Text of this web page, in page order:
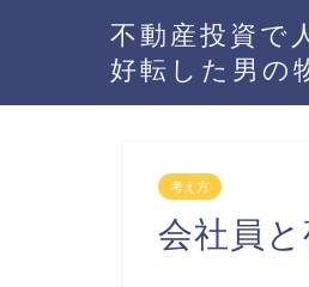
不動産投資で
好転した男の
考え方
会社員